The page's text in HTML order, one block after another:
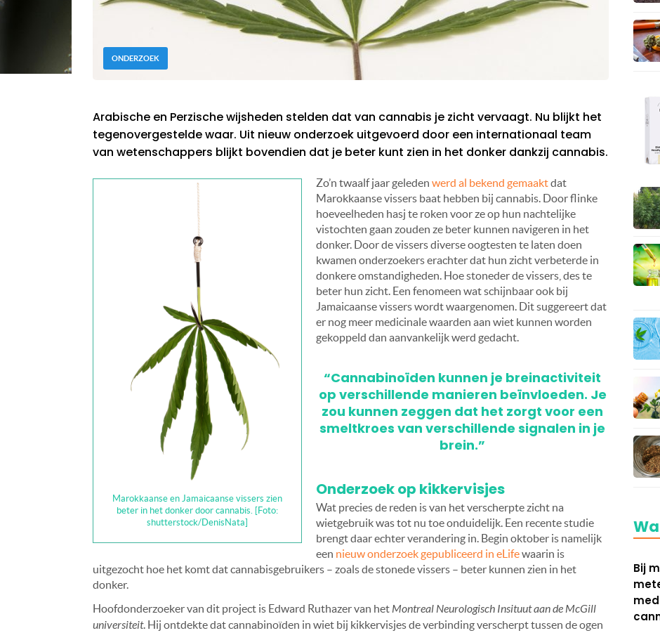
ONDERZOEK
Arabische en Perzische wijsheden stelden dat van cannabis je zicht vervaagt. Nu blijkt het
tegenovergestelde waar. Uit nieuw onderzoek uitgevoerd door een internationaal team
van wetenschappers blijkt bovendien dat je beter kunt zien in het donker dankzij cannabis.
Marokkaanse en Jamaicaanse vissers zien
beter in het donker door cannabis. [Foto:
shutterstock/DenisNata]
Zo’n twaalf jaar geleden werd al bekend gemaaktdat
Marokkaanse vissers baat hebben bij cannabis. Door flinke
hoeveelheden hasj te roken voor ze op hun nachtelijke
vistochten gaan zouden ze beter kunnen navigeren in het
donker. Door de vissers diverse oogtesten te laten doen
kwamen onderzoekers erachter dat hun zicht verbeterde in
donkere omstandigheden. Hoe stoneder de vissers, des te
beter hun zicht. Een fenomeen wat schijnbaar ook bij
Jamaicaanse vissers wordt waargenomen. Dit suggereert dat
er nog meer medicinale waarden aan wiet kunnen worden
gekoppeld dan aanvankelijk werd gedacht.
“Cannabinoïden kunnen je breinactiviteit
op verschillende manieren beïnvloeden. Je
zou kunnen zeggen dat het zorgt voor een
smeltkroes van verschillende signalen in je
brein.”
Onderzoek op kikkervisjes
Wat precies de reden is van het verscherpte zicht na
wietgebruik was tot nu toe onduidelijk. Een recente studie
brengt daar echter verandering in. Begin oktober is namelijk
een nieuw onderzoek gepubliceerd in eLifewaarin is
uitgezocht hoe het komt dat cannabisgebruikers – zoals de stonede vissers – beter kunnen zien in het
donker.
Hoofdonderzoeker van dit project is Edward Ruthazer van hetMontreal Neurologisch Insituut aan de McGill
universiteit. Hij ontdekte dat cannabinoïden in wiet bij kikkervisjes de verbinding verscherpt tussen de ogen
Bij